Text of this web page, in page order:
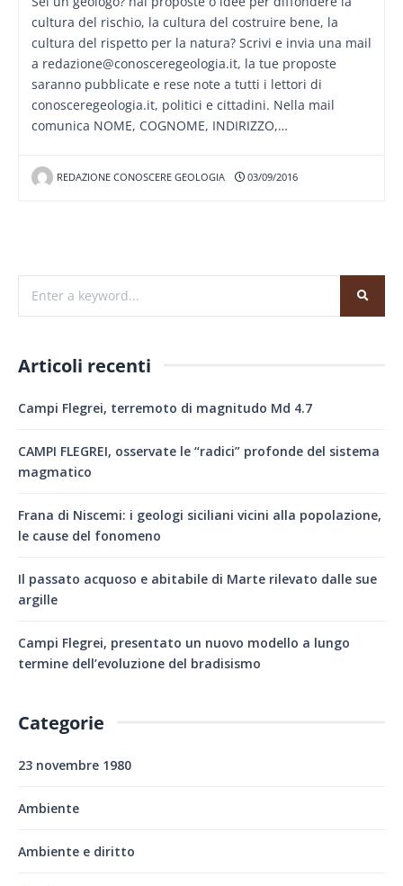
cultura del rischio, la cultura del costruire bene, la
cultura del rispetto per la natura? Scrivi e invia una mail
a redazione@conosceregeologia.it, la tue proposte
saranno pubblicate e rese note a tutti i lettori di
conosceregeologia.it, politici e cittadini. Nella mail
comunica NOME, COGNOME, INDIRIZZO,…
REDAZIONE CONOSCERE GEOLOGIA 03/09/2016
Articoli recenti
Campi Flegrei, terremoto di magnitudo Md 4.7
CAMPI FLEGREI, osservate le “radici” profonde del sistema
magmatico
Frana di Niscemi: i geologi siciliani vicini alla popolazione,
le cause del fonomeno
Il passato acquoso e abitabile di Marte rilevato dalle sue
argille
Campi Flegrei, presentato un nuovo modello a lungo
termine dell’evoluzione del bradisismo
Categorie
23 novembre 1980
Ambiente
Ambiente e diritto